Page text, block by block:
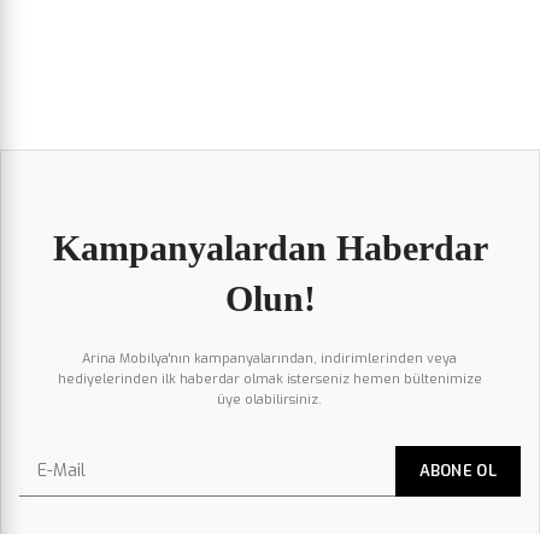
Kampanyalardan Haberdar
Olun!
Arina Mobilya'nın kampanyalarından, indirimlerinden veya
hediyelerinden ilk haberdar olmak isterseniz hemen bültenimize
üye olabilirsiniz.